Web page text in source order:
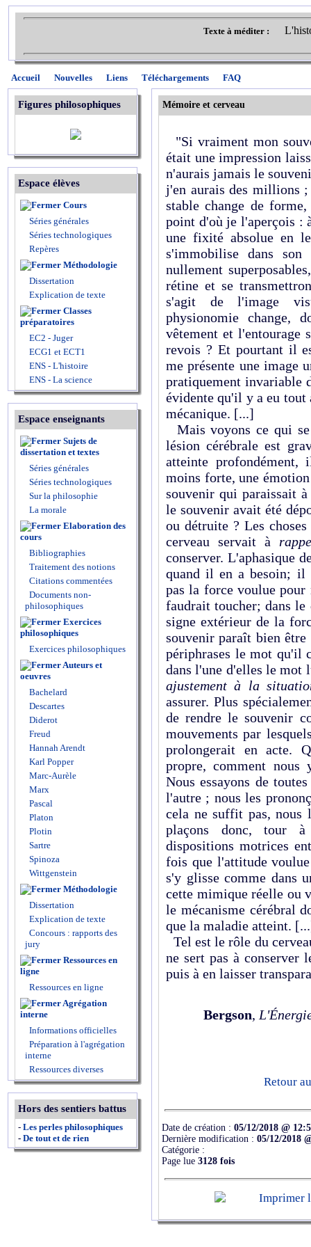
Texte à méditer :
Accueil Nouvelles Liens Téléchargements FAQ
Figures philosophiques
Espace élèves
Cours
Séries générales
Séries technologiques
Repères
Méthodologie
Dissertation
Explication de texte
Classes
préparatoires
EC2 - Juger
ECG1 et ECT1
ENS - L'histoire
ENS - La science
Espace enseignants
Sujets de
dissertation et textes
Séries générales
Séries technologiques
Sur la philosophie
La morale
Elaboration des
cours
Bibliographies
Traitement des notions
Citations commentées
Documents non-
philosophiques
Exercices
philosophiques
Exercices philosophiques
Auteurs et
oeuvres
Bachelard
Descartes
Diderot
Freud
Hannah Arendt
Karl Popper
Marc-Aurèle
Marx
Pascal
Platon
Plotin
Sartre
Spinoza
Wittgenstein
Méthodologie
Dissertation
Explication de texte
Concours : rapports des
jury
Ressources en
ligne
Ressources en ligne
Agrégation
interne
Informations officielles
Préparation à l'agrégation
interne
Ressources diverses
Hors des sentiers battus
- Les perles philosophiques
- De tout et de rien
Mémoire et cerveau
"Si vraiment mon
était une impression
n'aurais jamais le
j'en aurais des millions
stable change de
point d'où je l'aperçois :
une fixité absolue en
s'immobilise dans son
nullement
rétine et se
s'agit de l'image
physionomie change,
vêtement et l'entou­rage
revois ? Et pourtant il
me présente une image
pratiquement invariable
évidente qu'il y a eu tout
mécanique. [...]
Mais voyons ce qui se
lésion cérébrale est
atteinte
moins forte, une
souvenir qui paraissait
le souve­nir avait été
ou détruite ? Les
cerveau servait à
conserver. L'aphasique
quand il en a besoin; il
pas la force voulue
faudrait toucher; dans
signe extérieur de la
souvenir paraît bien
péri­phrases le mot qu'il
dans l'une d'elles le
ajustement à la
assurer. Plus
de rendre le souvenir
mouvements par
prolongerait en acte.
propre, comment nous
Nous essayons de
l'autre ; nous les
cela ne suffit pas, nous
plaçons donc, tour
dispositions motrices
fois que l'attitude
s'y glisse comme dans
cette mimique réelle ou
le mécanisme cérébral
que la maladie atteint.
Tel est le rôle du
ne sert pas à conserver
puis à en laisser
Bergson,
Retour
Date de création : 05/12/2018 @
Dernière modification : 05/12/2018
Catégorie :
Page lue 3128 fois